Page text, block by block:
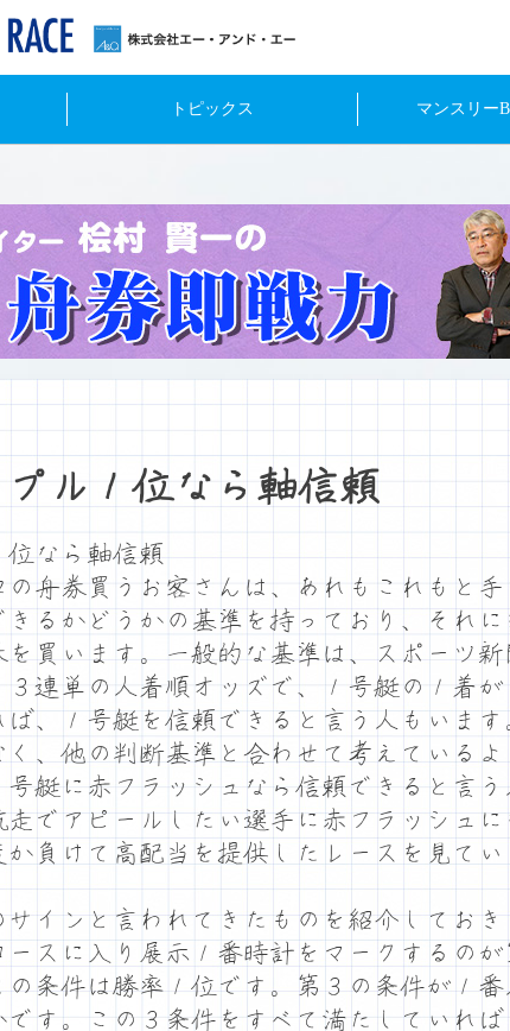
トピックス マンスリー
プル１位なら軸信頼
位なら軸信頼
舟券買うお客さんは、あれもこれもと手
きるかどうかの基準を持っており、それに
を買います。一般的な基準は、スポーツ新
連単の人着順オッズで、１号艇の１着が
、１号艇を信頼できると言う人もいます
、他の判断基準と合わせて考えているよ
艇に赤フラッシュなら信頼できると言う
走でアピールしたい選手に赤フラッシュに
か負けて高配当を提供したレースを見てい
インと言われてきたものを紹介しておき
スに入り展示１番時計をマークするのが
の条件は勝率１位です。第３の条件が１番
です。この３条件をすべて満たしていれば